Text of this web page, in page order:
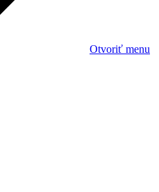
Otvoriť menu